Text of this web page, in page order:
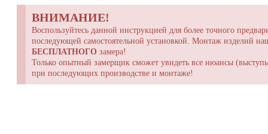
ВНИМАНИЕ!
Воспользуйтесь данной инструкцией для более точного
последующей самостоятельной установкой. Монтаж изделий
БЕСПЛАТНОГО замера!
Только опытный замерщик сможет увидеть все нюансы
при последующих производстве и монтаже!